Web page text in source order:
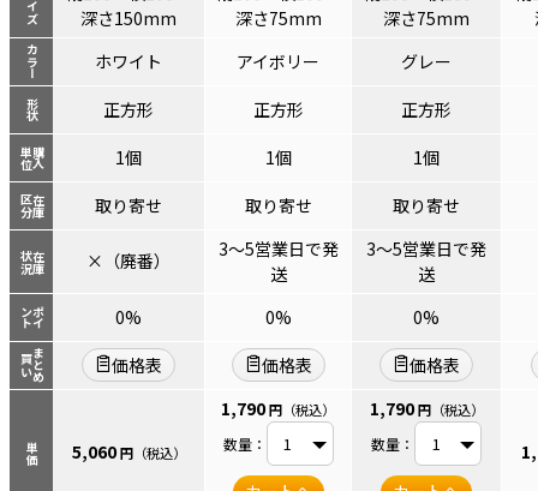
カラー
形状
購入
単位
在庫
区分
在庫
状況
ポイ
ント
まとめ
買い
単価
深さ150mm
深さ75mm
深さ75mm
ホワイト
アイボリー
グレー
正方形
正方形
正方形
1個
1個
1個
取り寄せ
取り寄せ 取り寄せ
×（廃番）
3～5営業日で発
送
3～5営業日で発
送
0% 0%
0%
価格表
価格表 価格表
5,060 円（税込）
1,790円 （税込）
数量：
1,790 円（税込）
数量：